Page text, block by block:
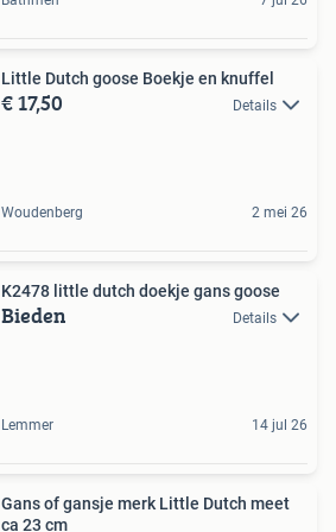
Little Dutch goose Boekje en knuffel
€ 17,50 Details
Woudenberg 2 mei 26
K2478 little dutch doekje gans goose
Bieden Details
Lemmer 14 jul 26
Gans of gansje merk Little Dutch meet
ca 23 cm